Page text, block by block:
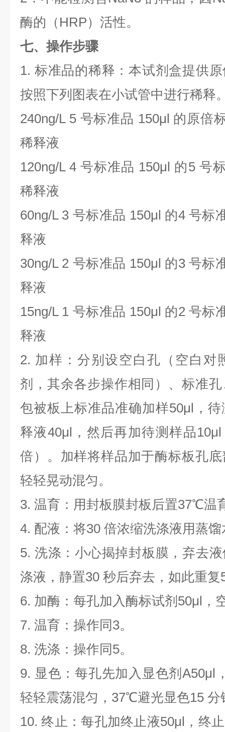
酶的（ HRP）活性。
七、操作步骤
1. 标准品的稀释：本试剂盒提供
按照下列图表在小试管中进行稀释
240ng/L 5 号标准品 150μl 的原倍
稀释液
120ng/L 4号标准品 150μl 的5 号
稀释液
60ng/L 3 号标准品 150μl 的4号标
释液
30ng/L 2 号标准品 150μl 的3号标
释液
15ng/L 1 号标准品 150μl 的2号标
释液
2. 加样：分别设空白孔（空白对
剂，其余各步操作相同）、标准
包被板上标准品准确加样50μl ，
释液40μl ，然后再加待测样品10μl
倍）。加样将样品加于酶标板孔
轻轻晃动混匀。
3. 温育：用封板膜封板后置37℃温
4. 配液：将30 倍浓缩洗涤液用蒸馏
5. 洗涤：小心揭掉封板膜，弃去
涤液，静置30 秒后弃去，如此重复
6. 加酶：每孔加入酶标试剂 50μl ，
7. 温育：操作同3。
8. 洗涤：操作同5。
9. 显色：每孔先加入显色剂A50μl
轻轻震荡混匀， 37℃避光显色15 分
10.终止：每孔加终止液50μl ，终